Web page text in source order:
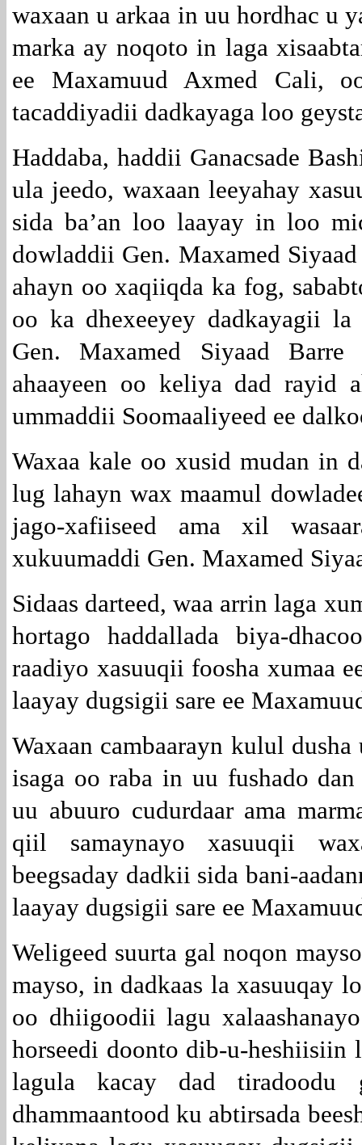
waxaan u arkaa in uu hordhac u
marka ay noqoto in laga
ee Maxamuud Axmed Cali,
tacaddiyadii dadkayaga loo
Haddaba, haddii Ganacsade
ula jeedo, waxaan leeyahay
sida ba’an loo laayay in loo
dowladdii Gen. Maxamed
ahayn oo xaqiiqda ka fog,
oo ka dhexeeyey dadkayagii
Gen. Maxamed Siyaad
ahaayeen oo keliya dad rayid
ummaddii Soomaaliyeed ee
Waxaa kale oo xusid mudan in
lug lahayn wax maamul
jago-xafiiseed ama xil
xukuumaddi Gen. Maxamed
Sidaas darteed, waa arrin laga
hortago haddallada biya-
raadiyo xasuuqii foosha xumaa
laayay dugsigii sare ee
Waxaan cambaarayn kulul
isaga oo raba in uu fushado
uu abuuro cudurdaar ama
qiil samaynayo xasuuqii
beegsaday dadkii sida bani-
laayay dugsigii sare ee
Weligeed suurta gal noqon
mayso, in dadkaas la xasuuqay
oo dhiigoodii lagu
horseedi doonto dib-u-heshiisiin
lagula kacay dad tiradoodu
dhammaantood ku abtirsada